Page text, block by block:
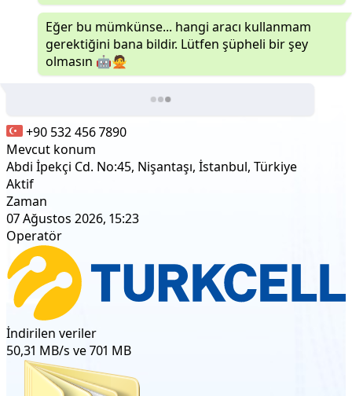
Eğer bu mümkünse... hangi aracı kullanmam
gerektiğini bana bildir. Lütfen şüpheli bir şey
olmasın 🤖🙅
+90 532 456 7890
Mevcut konum
Abdi İpekçi Cd. No:45, Nişantaşı, İstanbul, Türkiye
Aktif
Zaman
07 Ağustos 2026, 15:23
Operatör
İndirilen veriler
50,31 MB/s ve 701 MB